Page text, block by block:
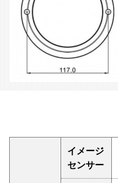
イメージ
センサー